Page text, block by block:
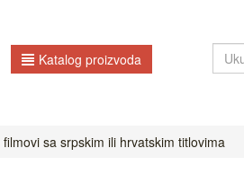
Katalog proizvoda
filmovi sa srpskim ili hrvatskim titlovima